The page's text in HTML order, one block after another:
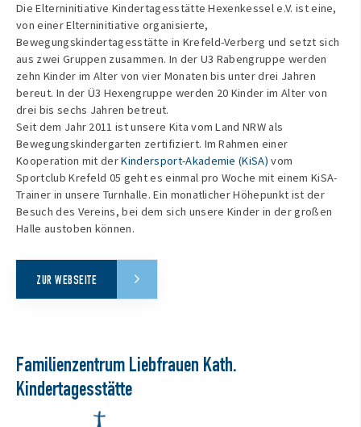
Die Elterninitiative Kindertagesstätte Hexenkessel e.V. ist eine,
von einer Elterninitiative organisierte,
Bewegungskindertagesstätte in Krefeld-Verberg und setzt sich
aus zwei Gruppen zusammen. In der U3 Rabengruppe werden
zehn Kinder im Alter von vier Monaten bis unter drei Jahren
bereut. In der Ü3 Hexengruppe werden 20 Kinder im Alter von
drei bis sechs Jahren betreut.
Seit dem Jahr 2011 ist unsere Kita vom Land NRW als
Bewegungskindergarten zertifiziert. Im Rahmen einer
Kooperation mit derKindersport-Akademie (KiSA) vom
Sportclub Krefeld 05 geht es einmal pro Woche mit einem KiSA-
Trainer in unsere Turnhalle. Ein monatlicher Höhepunkt ist der
Besuch des Vereins, bei dem sich unsere Kinder in der großen
Halle austoben können.
ZUR WEBSEITE
Familienzentrum Liebfrauen Kath.
Kindertagesstätte